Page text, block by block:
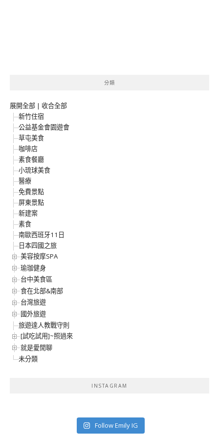
分類
展開全部 | 收合全部
新竹住宿
公益基金會園遊會
草屯美食
咖啡店
素食餐廳
小琉球美食
醫療
免費景點
屏東景點
新建案
素食
南歐西班牙11日
日本四國之旅
美容按摩SPA
瑜珈健身
台中美食區
食在北部&南部
台灣旅遊
國外旅遊
旅遊達人教戰守則
[試吃試用]~照過來
就是愛閒聊
未分類
INSTAGRAM
Follow Emily IG